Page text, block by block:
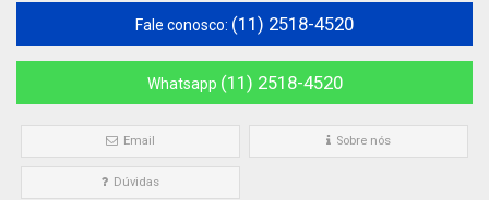
Fale conosco: (11) 2518-4520
Whatsapp (11) 2518-4520
Email Sobre nós
Dúvidas